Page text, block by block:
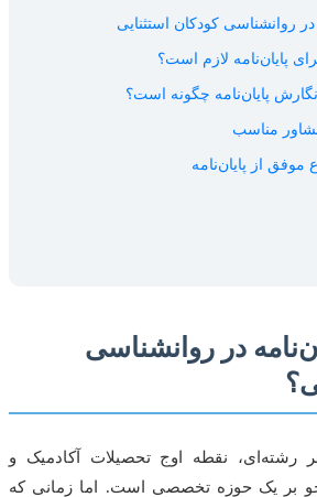
کودکان استثنایی
لازم است؟
پایان‌نامه چگونه است؟
مناسب
از پایان‌نامه
در روانشناسی
نقطه اوج تحصیلات آکادمیک و
یک حوزه تخصصی است. اما زمانی که